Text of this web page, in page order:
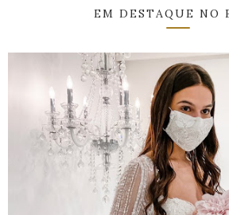
EM DESTAQUE NO